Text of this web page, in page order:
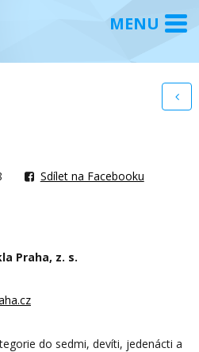
Sdílet na Facebooku
Praha, z. s.
do sedmi, devíti, jedenácti a